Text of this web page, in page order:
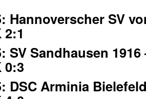
Hannoverscher SV
2:1
SV Sandhausen 1916
0:3
DSC Arminia